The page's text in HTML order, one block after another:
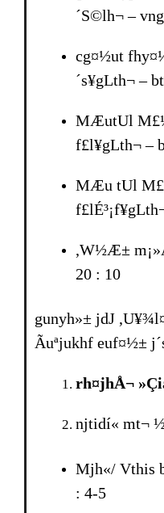
´S©lh¬ –
cg¤½ut
´s¥gLth¬ –
MÆutUl
f£l¥gLth¬ –
MÆu tUl
,W½Æ±
20 : 10
gunyh»± jdJ
Ãuªjukhf euf¤½±
rh¤jhÅ¬
njtidí« mt¬
Mjh«/ Vthis
: 4-5